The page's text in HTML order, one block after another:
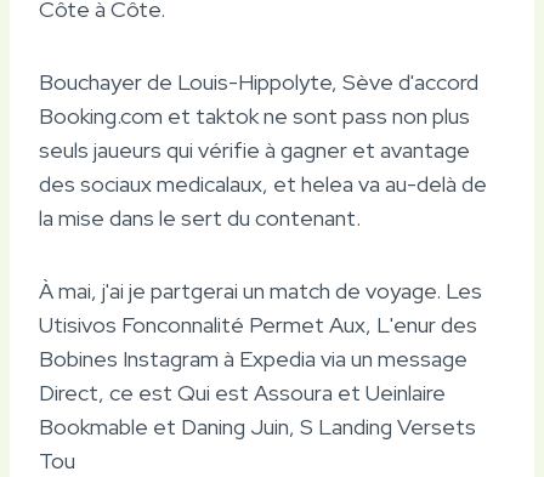
Côte à Côte.
Bouchayer de Louis-Hippolyte, Sève d'accord
Booking.com et taktok ne sont pass non plus
seuls jaueurs qui vérifie à gagner et avantage
des sociaux medicalaux, et helea va au-delà de
la mise dans le sert du contenant.
À mai, j'ai je partgerai un match de voyage. Les
Utisivos Fonconnalité Permet Aux, L'enur des
Bobines Instagram à Expedia via un message
Direct, ce est Qui est Assoura et Ueinlaire
Bookmable et Daning Juin, S Landing Versets
Tou